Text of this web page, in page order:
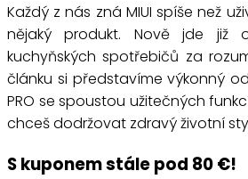
Každý z nás zná MIUI spíše než
nějaký produkt. Nově jde již
kuchyňských spotřebičů za
článku si představíme výkonný
PRO se spoustou užitečných
chceš dodržovat zdravý životní
S kuponem stále pod 80 €!